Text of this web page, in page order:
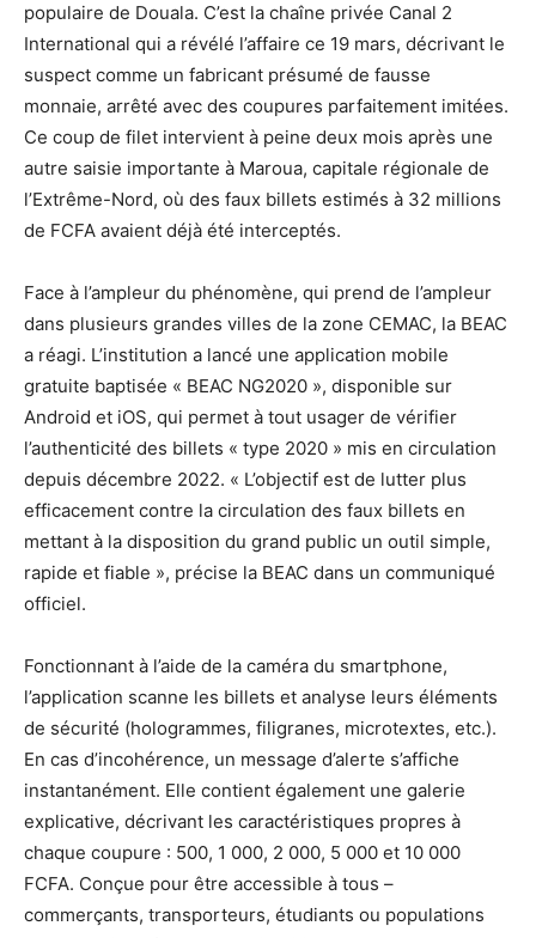
populaire de Douala. C’est la chaîne privée Canal 2
International qui a révélé l’affaire ce 19 mars, décrivant le
suspect comme un fabricant présumé de fausse
monnaie, arrêté avec des coupures parfaitement imitées.
Ce coup de filet intervient à peine deux mois après une
autre saisie importante à Maroua, capitale régionale de
l’Extrême-Nord, où des faux billets estimés à 32 millions
de FCFA avaient déjà été interceptés.
Face à l’ampleur du phénomène, qui prend de l’ampleur
dans plusieurs grandes villes de la zone CEMAC, la BEAC
a réagi. L’institution a lancé une application mobile
gratuite baptisée « BEAC NG2020 », disponible sur
Android et iOS, qui permet à tout usager de vérifier
l’authenticité des billets « type 2020 » mis en circulation
depuis décembre 2022. « L’objectif est de lutter plus
efficacement contre la circulation des faux billets en
mettant à la disposition du grand public un outil simple,
rapide et fiable », précise la BEAC dans un communiqué
officiel.
Fonctionnant à l’aide de la caméra du smartphone,
l’application scanne les billets et analyse leurs éléments
de sécurité (hologrammes, filigranes, microtextes, etc.).
En cas d’incohérence, un message d’alerte s’affiche
instantanément. Elle contient également une galerie
explicative, décrivant les caractéristiques propres à
chaque coupure : 500, 1 000, 2 000, 5 000 et 10 000
FCFA. Conçue pour être accessible à tous –
commerçants, transporteurs, étudiants ou populations